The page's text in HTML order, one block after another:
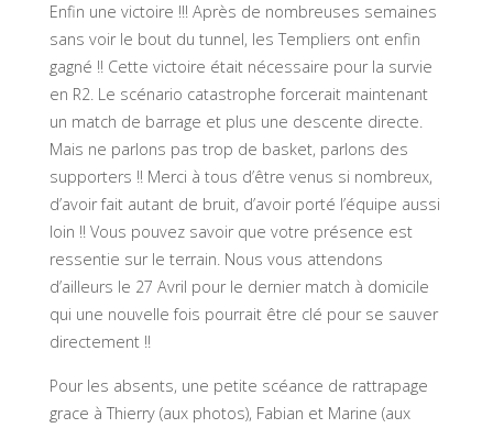
Enfin une victoire !!! Après de nombreuses semaines
sans voir le bout du tunnel, les Templiers ont enfin
gagné !! Cette victoire était nécessaire pour la survie
en R2. Le scénario catastrophe forcerait maintenant
un match de barrage et plus une descente directe.
Mais ne parlons pas trop de basket, parlons des
supporters !! Merci à tous d’être venus si nombreux,
d’avoir fait autant de bruit, d’avoir porté l’équipe aussi
loin !! Vous pouvez savoir que votre présence est
ressentie sur le terrain. Nous vous attendons
d’ailleurs le 27 Avril pour le dernier match à domicile
qui une nouvelle fois pourrait être clé pour se sauver
directement !!
Pour les absents, une petite scéance de rattrapage
grace à Thierry (aux photos), Fabian et Marine (aux